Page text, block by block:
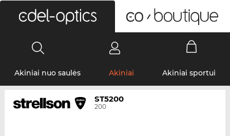
Akiniai nuo saulės Akiniai Akiniai sportui
ST5200
200